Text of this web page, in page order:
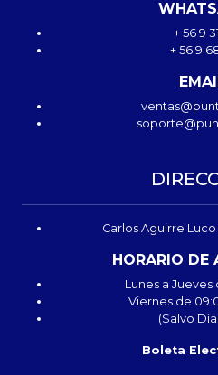
+ 56 9
+ 56 9
Carlos Aguirre
HORARIO DE
Lunes a Jueves
Viernes de
(Salvo
Boleta